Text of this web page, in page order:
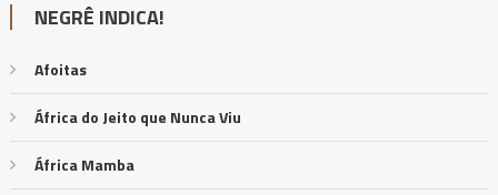
NEGRÊ INDICA!
Afoitas
África do Jeito que Nunca Viu
África Mamba